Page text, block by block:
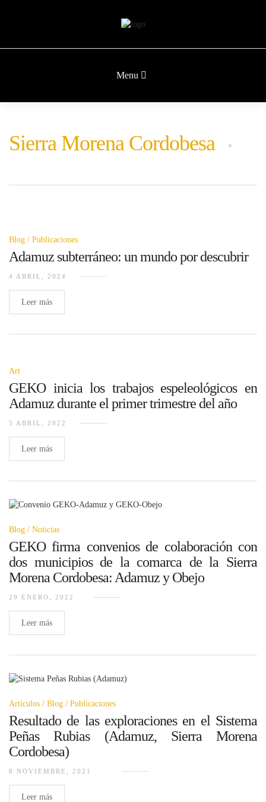
Menu
Sierra Morena Cordobesa
Blog Publicaciones
Adamuz subterráneo: un mundo por descubrir
4 ABRIL, 2024
Leer más
Art
GEKO inicia los trabajos espeleológicos en
Adamuz durante el primer trimestre del año
5 ABRIL, 2022
Leer más
Blog Noticias
GEKO firma convenios de colaboración con
dos municipios de la comarca de la Sierra
Morena Cordobesa: Adamuz y Obejo
29 ENERO, 2022
Leer más
Artículos Blog Publicaciones
Resultado de las exploraciones en el Sistema
Peñas Rubias (Adamuz, Sierra Morena
Cordobesa)
8 NOVIEMBRE, 2021
Leer más